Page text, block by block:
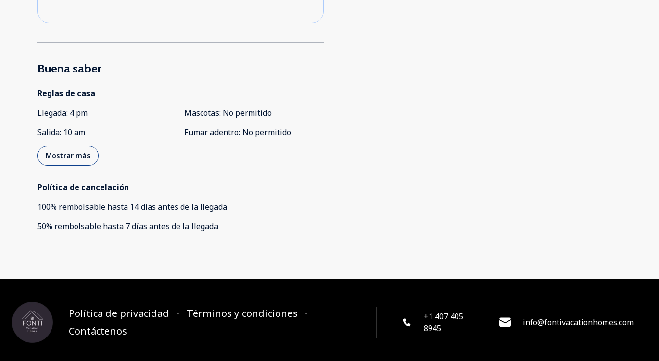
Buena saber
Reglas de casa
Llegada: 4 pm
Salida: 10 am
Mascotas: No permitido
Fumar adentro: No permitido
Mostrar más
Política de cancelación
100% rembolsable hasta 14 días antes de la llegada
50% rembolsable hasta 7 días antes de la llegada
Política de privacidad
Términos y condiciones
Contáctenos
+1 407 405
8945
info@fontivacationhomes.com